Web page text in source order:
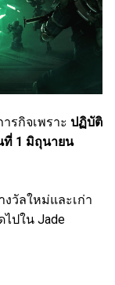
รกิจเพราะ ปฏิบัติ
ที่ 1 มิถุนายน
งวัลใหม่และเก่า
ปใน Jade